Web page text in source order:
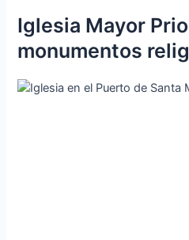
Iglesia Mayor
monumentos